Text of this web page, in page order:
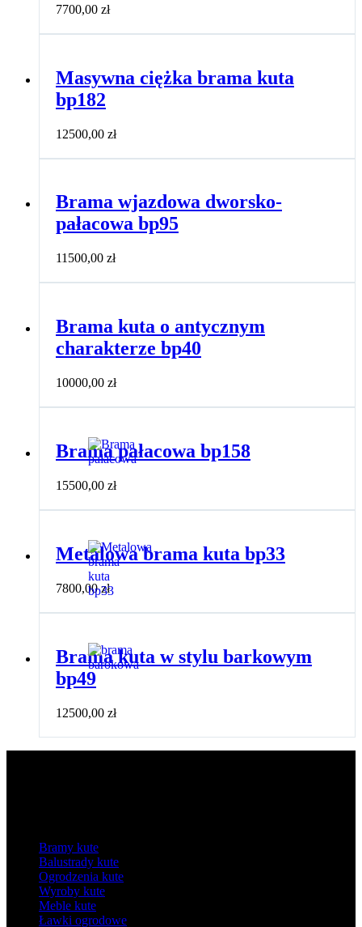
7700,00 zł
Masywna ciężka brama kuta
bp182
12500,00 zł
Brama wjazdowa dworsko-
pałacowa bp95
11500,00 zł
Brama kuta o antycznym
charakterze bp40
10000,00 zł
Brama pałacowa bp158
15500,00 zł
Metalowa brama kuta bp33
7800,00zł
Brama kuta w stylu barkowym
bp49
12500,00 zł
Bramy kute
Balustrady kute
Ogrodzenia kute
Wyroby kute
Meble kute
Ławki ogrodowe